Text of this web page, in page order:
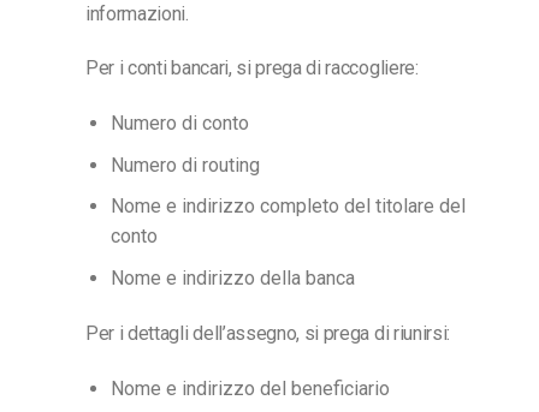
informazioni.
Per i conti bancari, si prega di raccogliere:
Numero di conto
Numero di routing
Nome e indirizzo completo del titolare del
conto
Nome e indirizzo della banca
Per i dettagli dell’assegno, si prega di riunirsi:
Nome e indirizzo del beneficiario